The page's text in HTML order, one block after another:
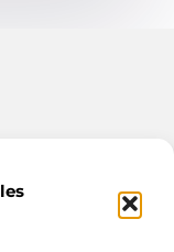
en verhalen.
en waardevolle